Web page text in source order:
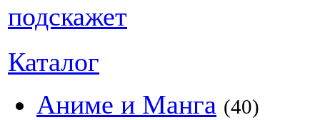
Каталог
Аниме и Манга (40)